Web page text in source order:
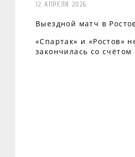
12 АПРЕЛЯ 2026
Выездной матч в
«Спартак» и «Ростов»
закончилась со счётом